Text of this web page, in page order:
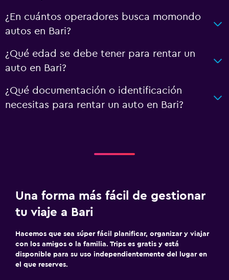
¿En cuántos operadores busca momondo
autos en Bari?
¿Qué edad se debe tener para rentar un
auto en Bari?
¿Qué documentación o identificación
necesitas para rentar un auto en Bari?
Una forma más fácil de gestionar
tu viaje a Bari
Hacemos que sea súper fácil planificar, organizar y viajar
con los amigos o la familia. Trips es gratis y está
disponible para su uso independientemente del lugar en
el que reserves.